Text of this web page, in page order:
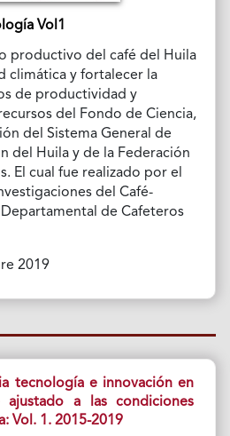
Vol1
productivo del café del Huila
climática y fortalecer la
de productividad y
del Fondo de Ciencia,
del Sistema General de
del Huila y de la Federación
El cual fue realizado por el
del Café-
de Cafeteros
2019
tecnología e innovación en
a las condiciones
Vol. 1. 2015-2019